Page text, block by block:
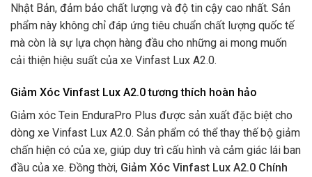
Nhật Bản, đảm bảo chất lượng và độ tin cậy cao nhất. Sản
phẩm này không chỉ đáp ứng tiêu chuẩn chất lượng quốc tế
mà còn là sự lựa chọn hàng đầu cho những ai mong muốn
cải thiện hiệu suất của xe Vinfast Lux A2.0.
Giảm Xóc Vinfast Lux A2.0 tương thích hoàn hảo
Giảm xóc Tein EnduraPro Plus được sản xuất đặc biệt cho
dòng xe Vinfast Lux A2.0. Sản phẩm có thể thay thế bộ giảm
chấn hiện có của xe, giúp duy trì cấu hình và cảm giác lái ban
đầu của xe. Đồng thời, Giảm Xóc Vinfast Lux A2.0 Chính